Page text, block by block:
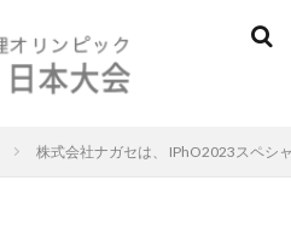
株式会社ナガセは、 IPhO2023スペシ
検索